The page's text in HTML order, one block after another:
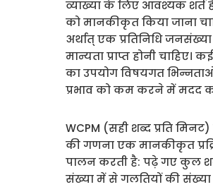
व्याख्या के लिए आवश्यक शर्त
को मानकीकृत किया जाना
अर्थात् एक प्रतिनिधि
मान्यता प्राप्त होनी चाहिए।
का उपयोग विषयगत
प्रभाव को कम करने में मदद
WCPM (सही शब्द प्रति
की गणना एक मानकीकृत
पालन करती है: पढ़े गए कुल
संख्या में से गलतियों की संख्या